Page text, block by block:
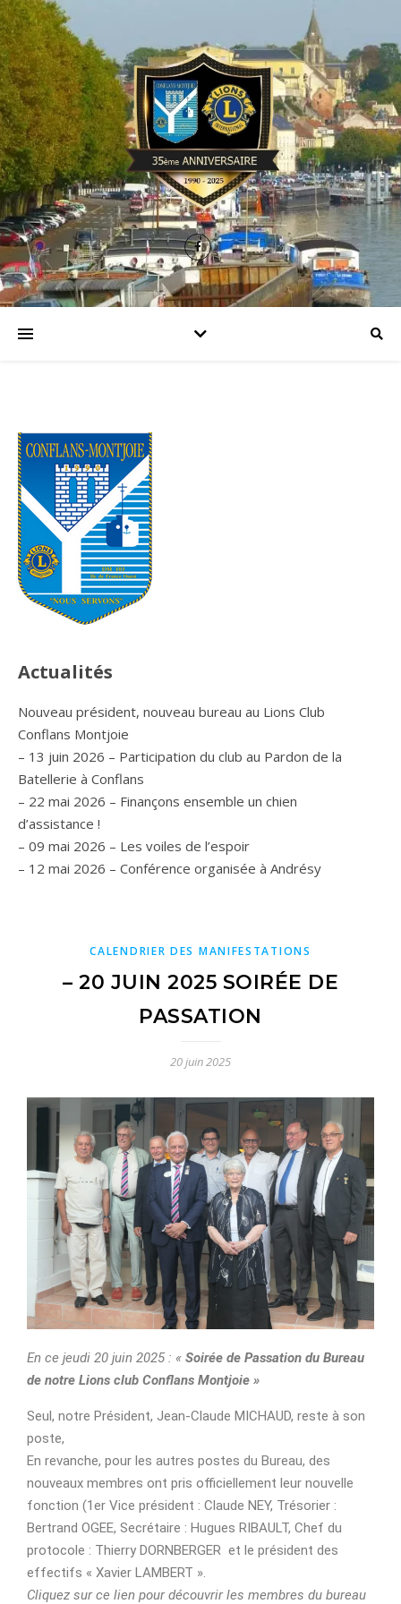
Actualités
Nouveau président, nouveau bureau au Lions Club
Conflans Montjoie
– 13 juin 2026 – Participation du club au Pardon de la
Batellerie à Conflans
– 22 mai 2026 – Finançons ensemble un chien
d’assistance !
– 09 mai 2026 – Les voiles de l’espoir
– 12 mai 2026 – Conférence organisée à Andrésy
CALENDRIER DES MANIFESTATIONS
– 20 JUIN 2025 SOIRÉE DE
PASSATION
20 juin 2025
En ce jeudi 20 juin 2025 : « Soirée de Passation du Bureau
de notre Lions club Conflans Montjoie »
Seul, notre Président, Jean-Claude MICHAUD, reste à son
poste,
En revanche, pour les autres postes du Bureau, des
nouveaux membres ont pris officiellement leur nouvelle
fonction (1er Vice président : Claude NEY, Trésorier :
Bertrand OGEE, Secrétaire : Hugues RIBAULT, Chef du
protocole : Thierry DORNBERGER et le président des
effectifs « Xavier LAMBERT ».
Cliquez sur ce lien pour découvrir les membres du bureau